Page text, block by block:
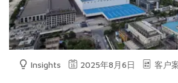
Insights 2025年8月6日 客户